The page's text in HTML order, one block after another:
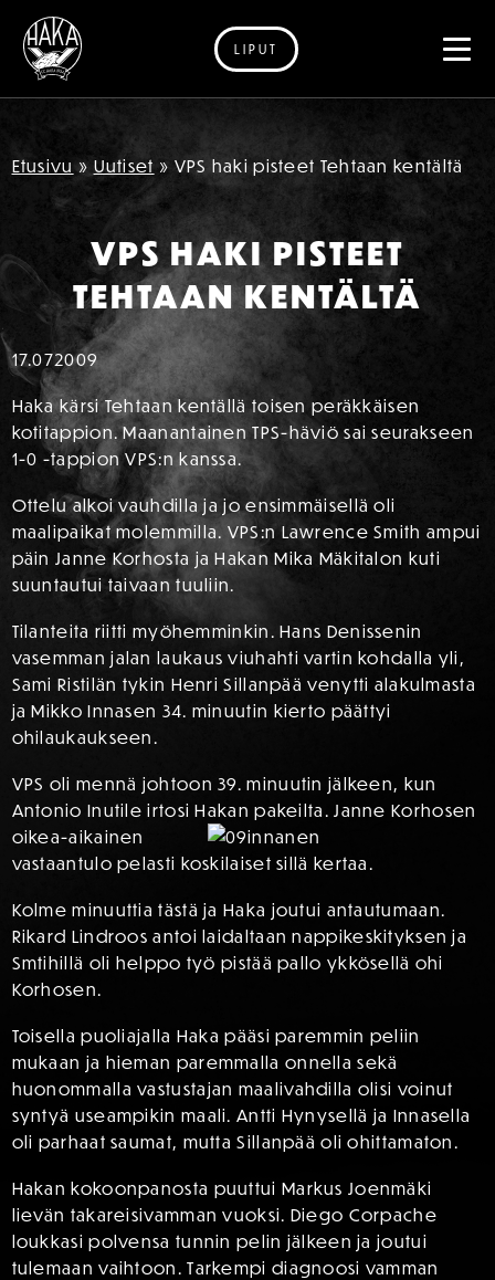
Siirry sisältöön
LIPUT
Etusivu » Uutiset » VPS haki pisteet Tehtaan kentältä
VPS HAKI PISTEET
TEHTAAN KENTÄLTÄ
17.072009
Haka kärsi Tehtaan kentällä toisen peräkkäisen
kotitappion. Maanantainen TPS-häviö sai seurakseen
1-0 -tappion VPS:n kanssa.
Ottelu alkoi vauhdilla ja jo ensimmäisellä oli
maalipaikat molemmilla. VPS:n Lawrence Smith ampui
päin Janne Korhosta ja Hakan Mika Mäkitalon kuti
suuntautui taivaan tuuliin.
Tilanteita riitti myöhemminkin. Hans Denissenin
vasemman jalan laukaus viuhahti vartin kohdalla yli,
Sami Ristilän tykin Henri Sillanpää venytti alakulmasta
ja Mikko Innasen 34. minuutin kierto päättyi
ohilaukaukseen.
VPS oli mennä johtoon 39. minuutin jälkeen, kun
Antonio Inutile irtosi Hakan pakeilta. Janne Korhosen
oikea-aikainen
vastaantulo pelasti koskilaiset sillä kertaa.
Kolme minuuttia tästä ja Haka joutui antautumaan.
Rikard Lindroos antoi laidaltaan nappikeskityksen ja
Smtihillä oli helppo työ pistää pallo ykkösellä ohi
Korhosen.
Toisella puoliajalla Haka pääsi paremmin peliin
mukaan ja hieman paremmalla onnella sekä
huonommalla vastustajan maalivahdilla olisi voinut
syntyä useampikin maali. Antti Hynysellä ja Innasella
oli parhaat saumat, mutta Sillanpää oli ohittamaton.
Hakan kokoonpanosta puuttui Markus Joenmäki
lievän takareisivamman vuoksi. Diego Corpache
loukkasi polvensa tunnin pelin jälkeen ja joutui
tulemaan vaihtoon. Tarkempi diagnoosi vamman